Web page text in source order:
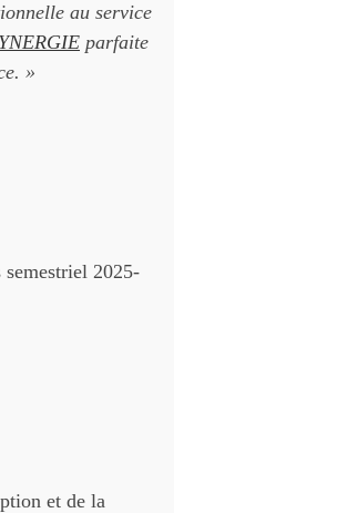
au service
parfaite
»
2025-
et de la